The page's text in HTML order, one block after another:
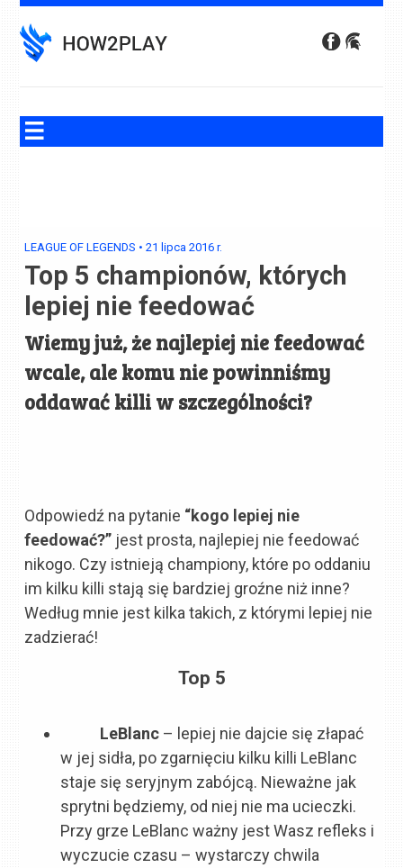
to
content
LEAGUE OF LEGENDS •21 lipca 2016 r.
Top 5 championów, których
lepiej nie feedować
Wiemy już, że najlepiej nie feedować
wcale, ale komu nie powinniśmy
oddawać killi w szczególności?
Odpowiedź na pytanie “kogo lepiej nie
feedować?” jest prosta, najlepiej nie feedować
nikogo. Czy istnieją championy, które po oddaniu
im kilku killi stają się bardziej groźne niż inne?
Według mnie jest kilka takich, z którymi lepiej nie
zadzierać!
Top 5
LeBlanc – lepiej nie dajcie się złapać
w jej sidła, po zgarnięciu kilku killi LeBlanc
staje się seryjnym zabójcą. Nieważne jak
sprytni będziemy, od niej nie ma ucieczki.
Przy grze LeBlanc ważny jest Wasz refleks i
wyczucie czasu – wystarczy chwila